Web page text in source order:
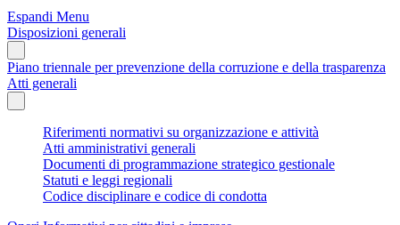
Espandi Menu
Disposizioni generali
Piano triennale per prevenzione della corruzione e della trasparenza
Atti generali
Riferimenti normativi su organizzazione e attività
Atti amministrativi generali
Documenti di programmazione strategico gestionale
Statuti e leggi regionali
Codice disciplinare e codice di condotta